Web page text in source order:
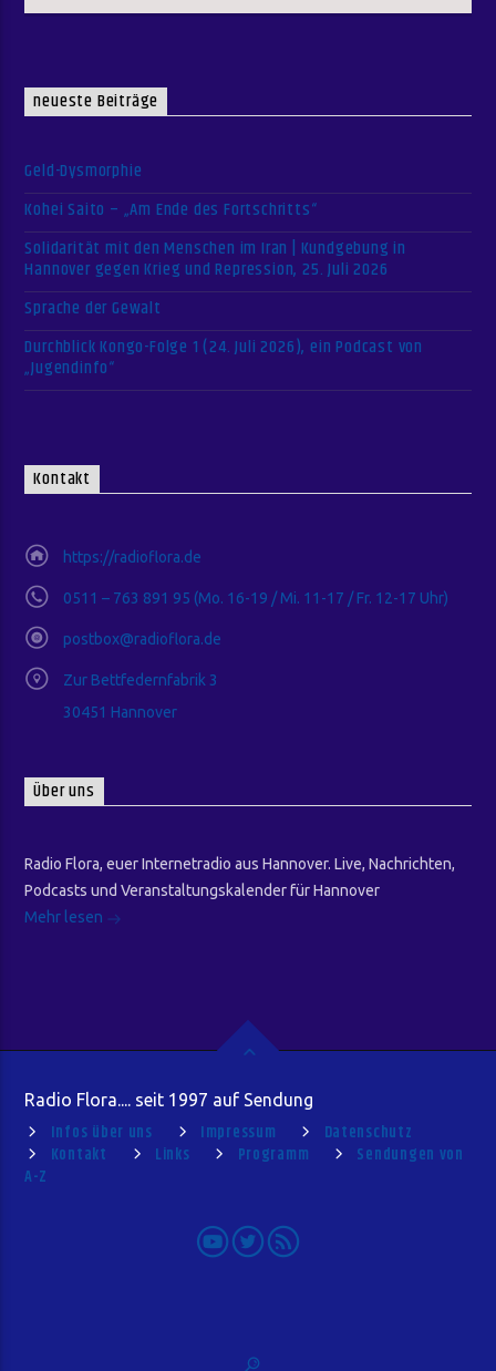
neueste Beiträge
Geld-Dysmorphie
Kohei Saito – „Am Ende des Fortschritts“
Solidarität mit den Menschen im Iran | Kundgebung in
Hannover gegen Krieg und Repression, 25. Juli 2026
Sprache der Gewalt
Durchblick Kongo-Folge 1 (24. Juli 2026), ein Podcast von
„Jugendinfo“
Kontakt
https://radioflora.de
0511 – 763 891 95 (Mo. 16-19 / Mi. 11-17 / Fr. 12-17 Uhr)
postbox@radioflora.de
Zur Bettfedernfabrik 3
30451 Hannover
Über uns
Radio Flora, euer Internetradio aus Hannover. Live, Nachrichten,
Podcasts und Veranstaltungskalender für Hannover
Mehr lesen
Radio Flora.... seit 1997 auf Sendung
Infos über uns Impressum
Datenschutz
Kontakt
Links Programm
Sendungen von
A-Z